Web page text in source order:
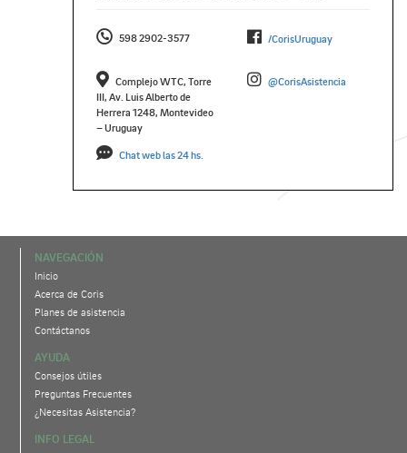
598 2902-3577 /CorisUruguay
Complejo WTC, Torre
III, Av. Luis Alberto de
Herrera 1248, Montevideo
– Uruguay
@CorisAsistencia
Chat web las 24 hs.
NAVEGACIÓN
Inicio
Acerca de Coris
Planes de asistencia
Contáctanos
AYUDA
Consejos útiles
Preguntas Frecuentes
¿Necesitas Asistencia?
INFO LEGAL